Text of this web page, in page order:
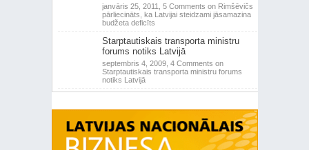
janvāris 25, 2011, 5 Comments on Rimšēvičs
pārliecināts, ka Latvijai steidzami jāsamazina
budžeta deficīts
Starptautiskais transporta ministru
forums notiks Latvijā
septembris 4, 2009, 4 Comments on
Starptautiskais transporta ministru forums
notiks Latvijā